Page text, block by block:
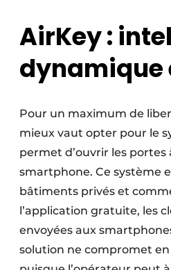
AirKey :
dynamique
Pour un maximum de
mieux vaut opter pour le
permet d’ouvrir les portes
smartphone. Ce système
bâtiments privés et
l’application gratuite, les
envoyées aux
solution ne compromet